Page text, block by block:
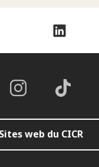
Sites web du CICR